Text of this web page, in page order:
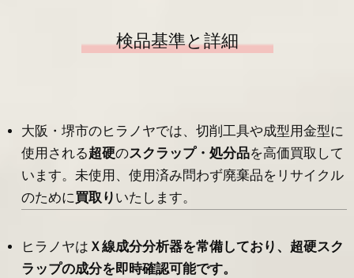
検品基準と詳細
大阪・堺市のヒラノヤでは、切削工具や成型用金型に
使用される超硬のスクラップ・処分品を高価買取して
います。未使用、使用済み問わず廃棄品をリサイクル
のために買取り いたします。
ヒラノヤは Ｘ線成分分析器を常備しており、 超硬スク
ラップの成分を即時確認可能です。